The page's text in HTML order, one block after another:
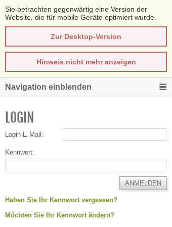
Sie betrachten gegenwärtig eine Version der
Website, die für mobile Geräte optimiert wurde.
Zur Desktop-Version
Hinweis nicht mehr anzeigen
Navigation einblenden
LOGIN
Login-E-Mail:
Kennwort:
Haben Sie Ihr Kennwort vergessen?
Möchten Sie Ihr Kennwort ändern?